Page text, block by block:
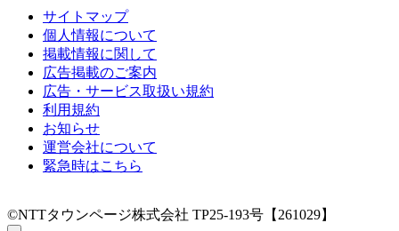
サイトマップ
個人情報について
掲載情報に関して
広告掲載のご案内
広告・サービス取扱い規約
利用規約
お知らせ
運営会社について
緊急時はこちら
©NTTタウンページ株式会社 TP25-193号【261029】